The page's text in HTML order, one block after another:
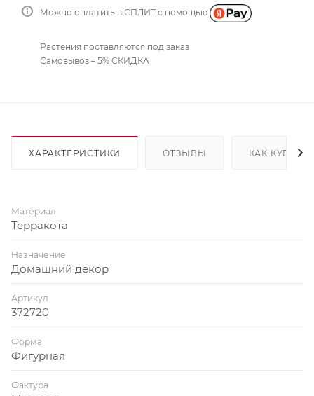
Можно оплатить в СПЛИТ с помощью
Растения поставляются под заказ
Самовывоз – 5% СКИДКА
ХАРАКТЕРИСТИКИ ОТЗЫВЫ КАК КУПИТЬ
Материал
Терракота
Назначение
Домашний декор
Артикул
372720
Форма
Фигурная
Фактура